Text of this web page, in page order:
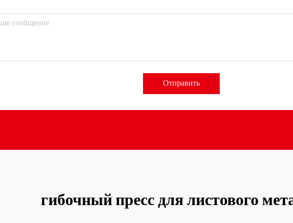
Отправить
гибочный пресс для листового